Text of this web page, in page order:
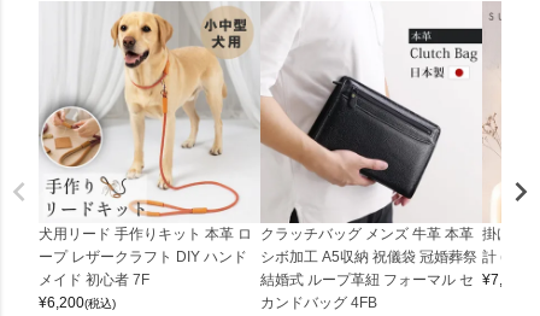
犬用リード 手作りキット 本革 ロ
ープ レザークラフト DIY ハンド
メイド 初心者 7F
¥6,200(税込)
クラッチバッグ メンズ 牛革 本革
シボ加工 A5収納 祝儀袋 冠婚葬祭
結婚式 ループ革紐 フォーマル セ
カンドバッグ 4FB
掛け時
計
¥7,150